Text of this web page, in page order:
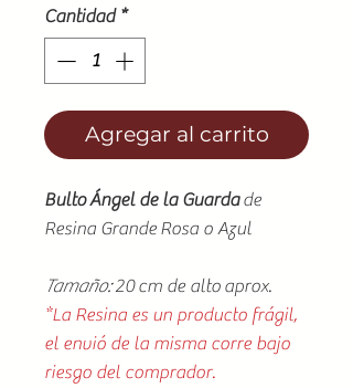
Cantidad *
Agregar al carrito
Bulto Ángel de la Guardade
Resina Grande Rosa o Azul
Tamaño:20 cm de alto aprox.
*La Resina es un producto frágil,
el envió de la misma corre bajo
riesgo del comprador.